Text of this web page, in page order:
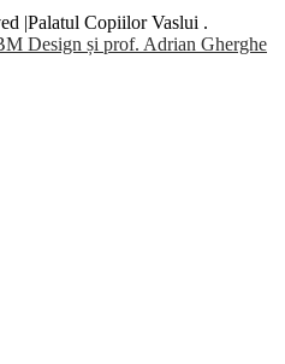
|Palatul Copiilor Vaslui .
Design și prof. Adrian Gherghe